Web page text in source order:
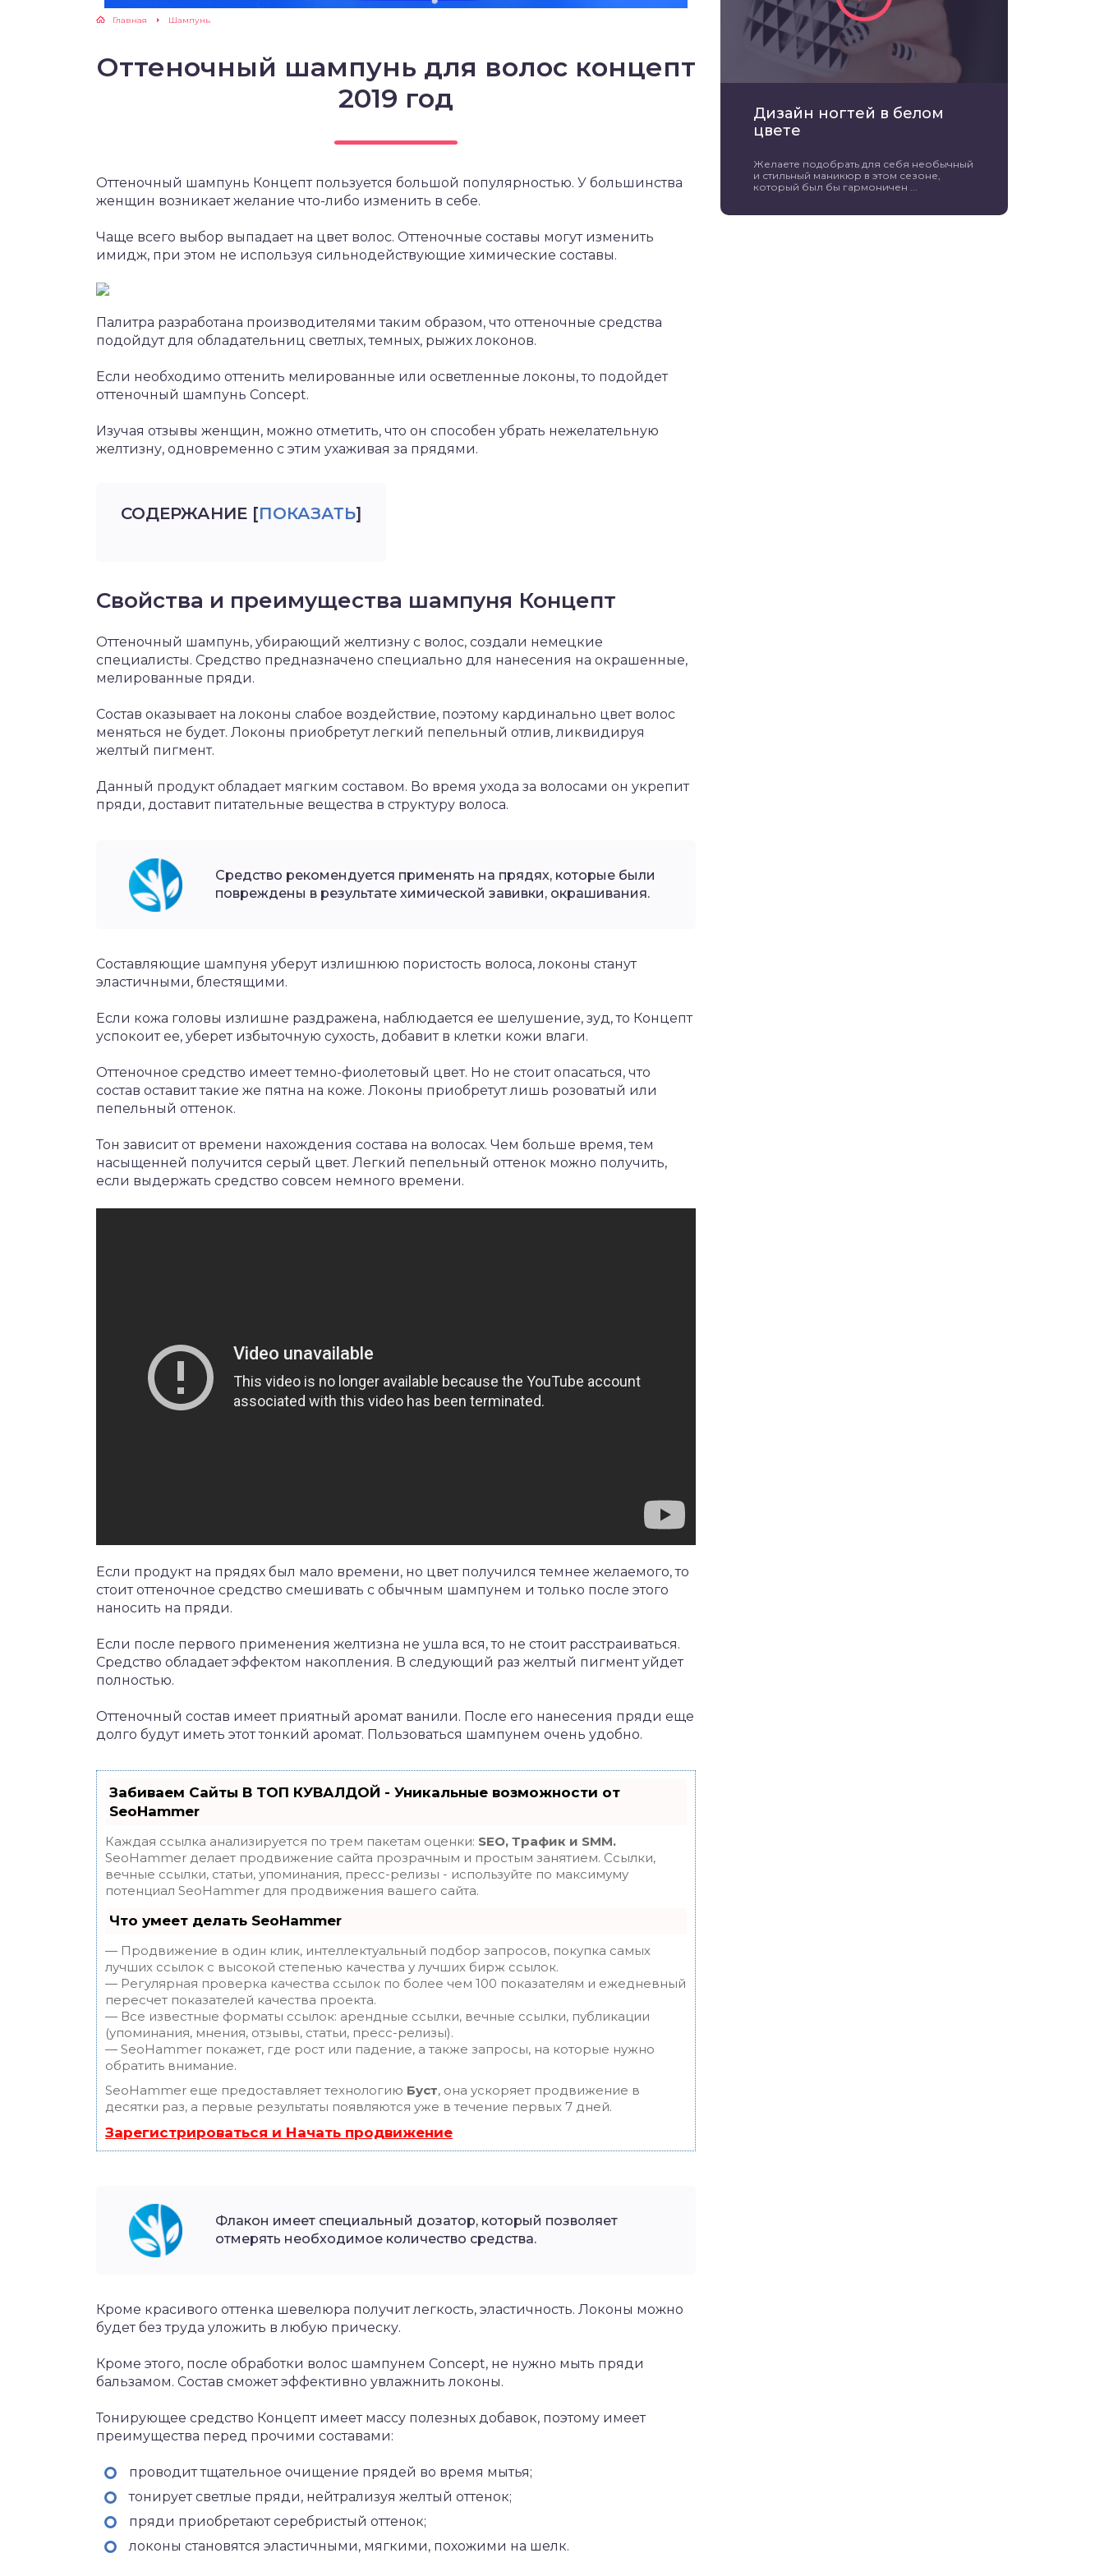
Главная Шампунь
Оттеночный шампунь для волос концепт
2019 год
Оттеночный шампунь Концепт пользуется большой популярностью. У большинства
женщин возникает желание что-либо изменить в себе.
Чаще всего выбор выпадает на цвет волос. Оттеночные составы могут изменить
имидж, при этом не используя сильнодействующие химические составы.
Палитра разработана производителями таким образом, что оттеночные средства
подойдут для обладательниц светлых, темных, рыжих локонов.
Если необходимо оттенить мелированные или осветленные локоны, то подойдет
оттеночный шампунь Concept.
Изучая отзывы женщин, можно отметить, что он способен убрать нежелательную
желтизну, одновременно с этим ухаживая за прядями.
СОДЕРЖАНИЕ [ПОКАЗАТЬ]
Свойства и преимущества шампуня Концепт
Оттеночный шампунь, убирающий желтизну с волос, создали немецкие
специалисты. Средство предназначено специально для нанесения на окрашенные,
мелированные пряди.
Состав оказывает на локоны слабое воздействие, поэтому кардинально цвет волос
меняться не будет. Локоны приобретут легкий пепельный отлив, ликвидируя
желтый пигмент.
Данный продукт обладает мягким составом. Во время ухода за волосами он укрепит
пряди, доставит питательные вещества в структуру волоса.
Средство рекомендуется применять на прядях, которые были
повреждены в результате химической завивки, окрашивания.
Составляющие шампуня уберут излишнюю пористость волоса, локоны станут
эластичными, блестящими.
Если кожа головы излишне раздражена, наблюдается ее шелушение, зуд, то Концепт
успокоит ее, уберет избыточную сухость, добавит в клетки кожи влаги.
Оттеночное средство имеет темно-фиолетовый цвет. Но не стоит опасаться, что
состав оставит такие же пятна на коже. Локоны приобретут лишь розоватый или
пепельный оттенок.
Тон зависит от времени нахождения состава на волосах. Чем больше время, тем
насыщенней получится серый цвет. Легкий пепельный оттенок можно получить,
если выдержать средство совсем немного времени.
Если продукт на прядях был мало времени, но цвет получился темнее желаемого, то
стоит оттеночное средство смешивать с обычным шампунем и только после этого
наносить на пряди.
Если после первого применения желтизна не ушла вся, то не стоит расстраиваться.
Средство обладает эффектом накопления. В следующий раз желтый пигмент уйдет
полностью.
Оттеночный состав имеет приятный аромат ванили. После его нанесения пряди еще
долго будут иметь этот тонкий аромат. Пользоваться шампунем очень удобно.
Забиваем Сайты В ТОП КУВАЛДОЙ - Уникальные возможности от
SeoHammer
Каждая ссылка анализируется по трем пакетам оценки: SEO, Трафик и SMM.
SeoHammer делает продвижение сайта прозрачным и простым занятием. Ссылки,
вечные ссылки, статьи, упоминания, пресс-релизы - используйте по максимуму
потенциал SeoHammer для продвижения вашего сайта.
Что умеет делать SeoHammer
— Продвижение в один клик, интеллектуальный подбор запросов, покупка самых
лучших ссылок с высокой степенью качества у лучших бирж ссылок.
— Регулярная проверка качества ссылок по более чем 100 показателям и ежедневный
пересчет показателей качества проекта.
— Все известные форматы ссылок: арендные ссылки, вечные ссылки, публикации
(упоминания, мнения, отзывы, статьи, пресс-релизы).
— SeoHammer покажет, где рост или падение, а также запросы, на которые нужно
обратить внимание.
SeoHammer еще предоставляет технологию Буст, она ускоряет продвижение в
десятки раз, а первые результаты появляются уже в течение первых 7 дней.
Зарегистрироваться и Начать продвижение
Флакон имеет специальный дозатор, который позволяет
отмерять необходимое количество средства.
Кроме красивого оттенка шевелюра получит легкость, эластичность. Локоны можно
будет без труда уложить в любую прическу.
Кроме этого, после обработки волос шампунем Concept, не нужно мыть пряди
бальзамом. Состав сможет эффективно увлажнить локоны.
Тонирующее средство Концепт имеет массу полезных добавок, поэтому имеет
преимущества перед прочими составами:
проводит тщательное очищение прядей во время мытья;
тонирует светлые пряди, нейтрализуя желтый оттенок;
пряди приобретают серебристый оттенок;
локоны становятся эластичными, мягкими, похожими на шелк.
Дизайн ногтей в белом
цвете
Желаете подобрать для себя необычный
и стильный маникюр в этом сезоне,
который был бы гармоничен ...